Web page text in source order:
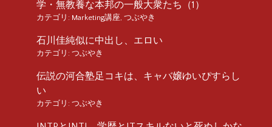
学・無教養な本邦の一般大衆たち（1）
カテゴリ: Marketing講座, つぶやき
石川佳純似に中出し、エロい
カテゴリ: つぶやき
伝説の河合塾足コキは、キャバ嬢ゆいぴすらし
い
カテゴリ: つぶやき